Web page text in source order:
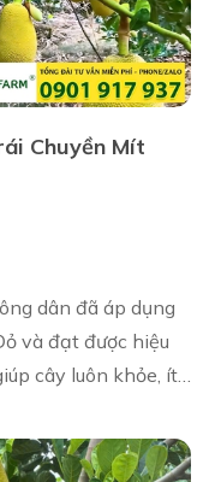
Chuyền Mít
dân đã áp dụng
và đạt được hiệu
cây luôn khỏe, ít